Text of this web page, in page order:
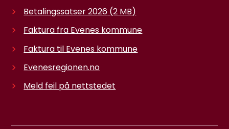
Betalingssatser 2026 (2 MB)
Faktura fra Evenes kommune
Faktura til Evenes kommune
Evenesregionen.no
Meld feil på nettstedet